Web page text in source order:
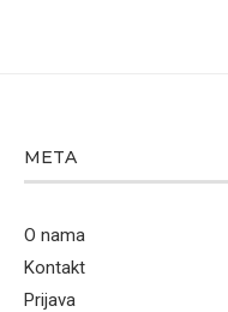
META
O nama
Kontakt
Prijava